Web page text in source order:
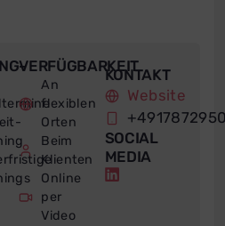
VERFÜGBARKEIT
An
flexiblen
Orten
Beim
Klienten
Online
per
Video
KONTAKT
Website
SOCIAL
MEDIA